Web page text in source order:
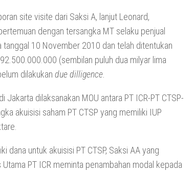
site visite dari Saksi A, lanjut Leonard,
dengan tersangka MT selaku penjual
tanggal 10 November 2010 dan telah ditentukan
(sembilan puluh dua milyar lima
dilakukan due dilligence.
dilaksanakan MOU antara PT ICR-PT CTSP-
akuisisi saham PT CTSP yang memiliki IUP
dana untuk akuisisi PT CTSP, Saksi AA yang
PT ICR meminta penambahan modal kepada